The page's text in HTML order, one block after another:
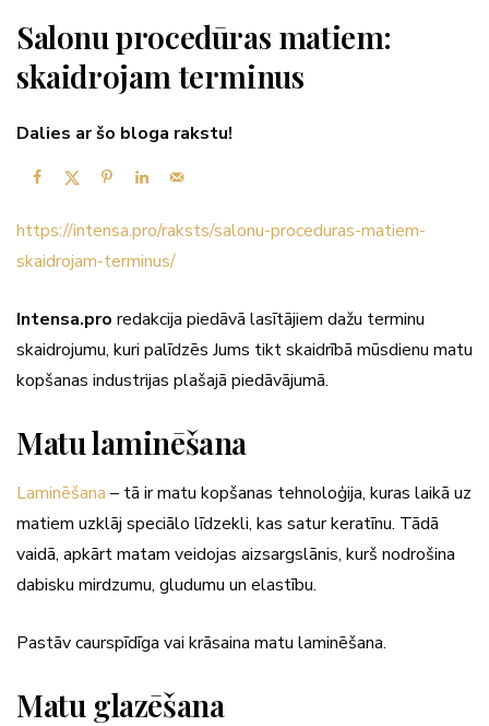
Salonu procedūras matiem:
skaidrojam terminus
Dalies ar šo bloga rakstu!
https://intensa.pro/raksts/salonu-proceduras-matiem-
skaidrojam-terminus/
Intensa.pro redakcija piedāvā lasītājiem dažu terminu
skaidrojumu, kuri palīdzēs Jums tikt skaidrībā mūsdienu matu
kopšanas industrijas plašajā piedāvājumā.
Matu laminēšana
Laminēšana – tā ir matu kopšanas tehnoloģija, kuras laikā uz
matiem uzklāj speciālo līdzekli, kas satur keratīnu. Tādā
vaidā, apkārt matam veidojas aizsargslānis, kurš nodrošina
dabisku mirdzumu, gludumu un elastību.
Pastāv caurspīdīga vai krāsaina matu laminēšana.
Matu glazēšana